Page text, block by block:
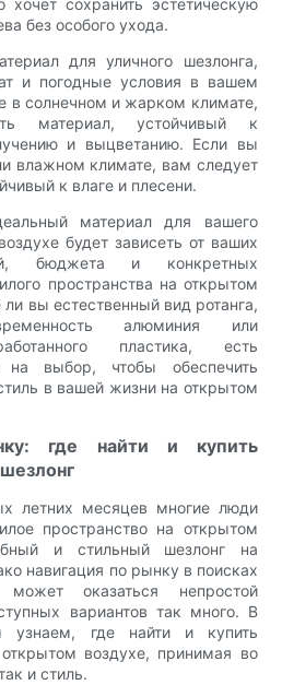
хочет сохранить эстетическую
без особого ухода.
для уличного шезлонга,
и погодные условия в вашем
в солнечном и жарком климате,
материал, устойчивый к
и выцветанию. Если вы
влажном климате, вам следует
к влаге и плесени.
материал для вашего
будет зависеть от ваших
бюджета и конкретных
пространства на открытом
вы естественный вид ротанга,
алюминия или
пластика, есть
на выбор, чтобы обеспечить
в вашей жизни на открытом
где найти и купить
летних месяцев многие люди
пространство на открытом
и стильный шезлонг на
навигация по рынку в поисках
может оказаться непростой
вариантов так много. В
узнаем, где найти и купить
воздухе, принимая во
и стиль.